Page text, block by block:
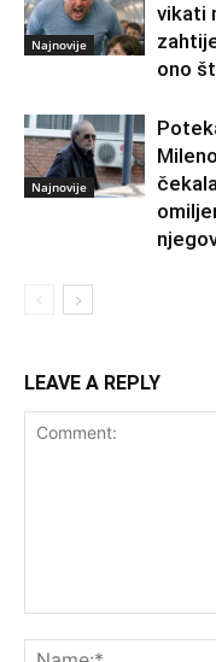
Najnovije
vikati
ono
Najnovije
LEAVE A REPLY